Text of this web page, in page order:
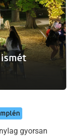
gyorsan